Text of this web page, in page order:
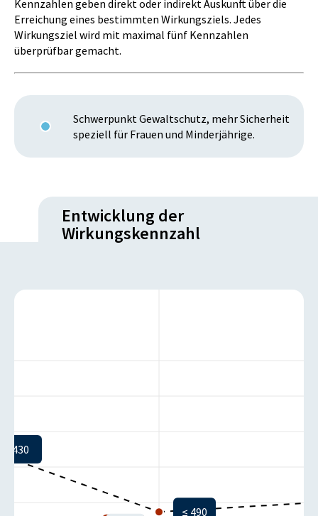
Kennzahlen geben direkt oder indirekt Auskunft über die
Erreichung eines bestimmten Wirkungsziels. Jedes
Wirkungsziel wird mit maximal fünf Kennzahlen
überprüfbar gemacht.
Schwerpunkt Gewaltschutz, mehr Sicherheit
speziell für Frauen und Minderjährige.
Entwicklung der
Wirkungskennzahl
430
≤ 490